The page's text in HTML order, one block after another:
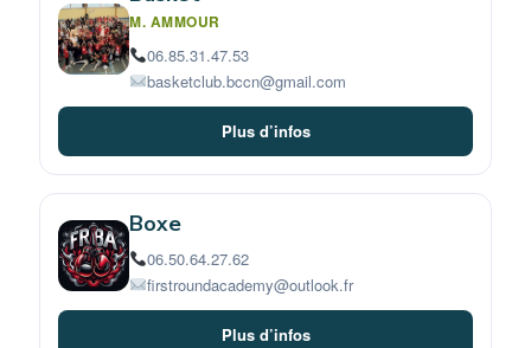
M. AMMOUR
06.85.31.47.53
basketclub.bccn@gmail.com
Plus d’infos
Boxe
06.50.64.27.62
firstroundacademy@outlook.fr
Plus d’infos